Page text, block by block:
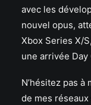
avec les
nouvel opus,
Xbox Series X/
une arrivée Day
N’hésitez pas à
de mes